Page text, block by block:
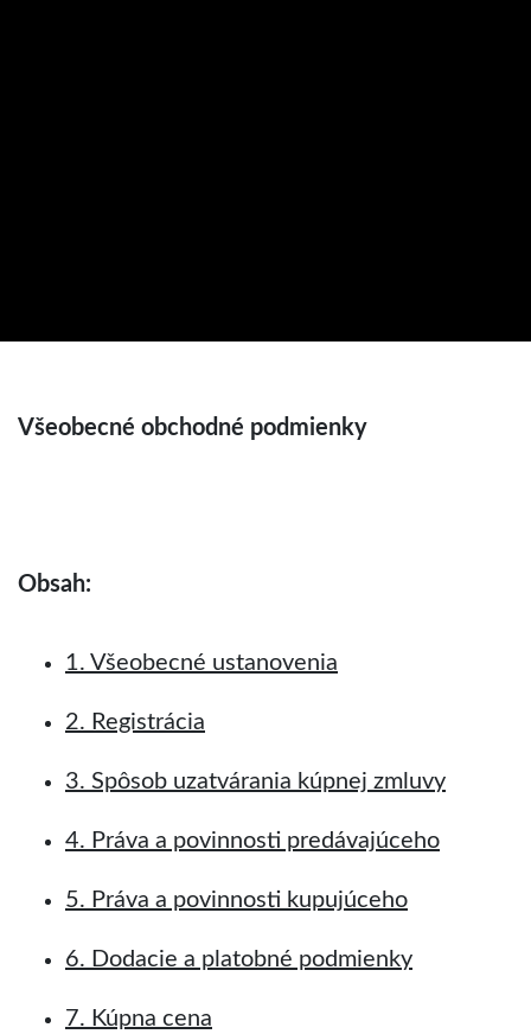
Všeobecné obchodné podmienky
Obsah:
1. Všeobecné ustanovenia
2. Registrácia
3. Spôsob uzatvárania kúpnej zmluvy
4. Práva a povinnosti predávajúceho
5. Práva a povinnosti kupujúceho
6. Dodacie a platobné podmienky
7. Kúpna cena